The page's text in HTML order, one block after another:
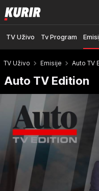
TV Uživo Tv Program
TV Uživo Emisije Auto TV
Auto TV Edition